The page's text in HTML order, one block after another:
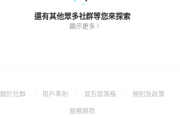
還有其他眾多社群等您來探索
顯示更多
關於社群
(Open用戶準則
(Open
a
官方部落格
(Open規則及政策(Open
服務條款(Open